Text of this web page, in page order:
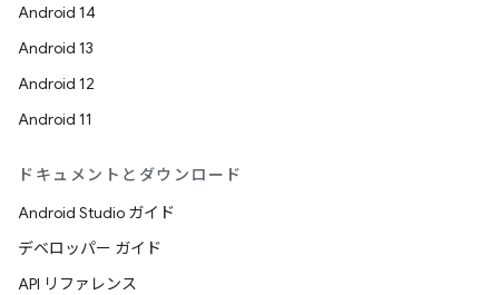
Android 14
Android 13
Android 12
Android 11
ドキュメントとダウンロード
Android Studio ガイド
デベロッパー ガイド
API リファレンス